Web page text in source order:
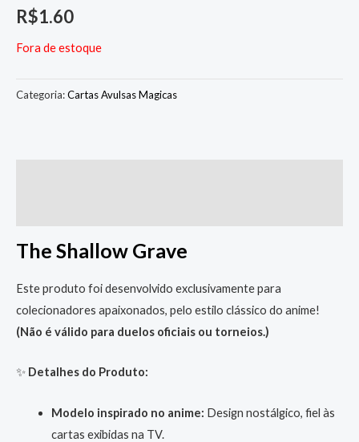
R$1.60
Fora de estoque
Categoria:Cartas Avulsas Magicas
The Shallow Grave
Este produto foi desenvolvido exclusivamente para
colecionadores apaixonados, pelo estilo clássico do anime!
(Não é válido para duelos oficiais ou torneios.)
✨ Detalhes do Produto:
Modelo inspirado no anime: Design nostálgico, fiel às
cartas exibidas na TV.